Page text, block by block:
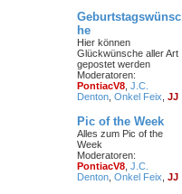
Geburtstagswünsc
he
Hier können
Glückwünsche aller Art
gepostet werden
Moderatoren:
PontiacV8 J.C.
Denton Onkel Feix JJ
Pic of the Week
Alles zum Pic of the
Week
Moderatoren:
PontiacV8 J.C.
Denton Onkel Feix JJ